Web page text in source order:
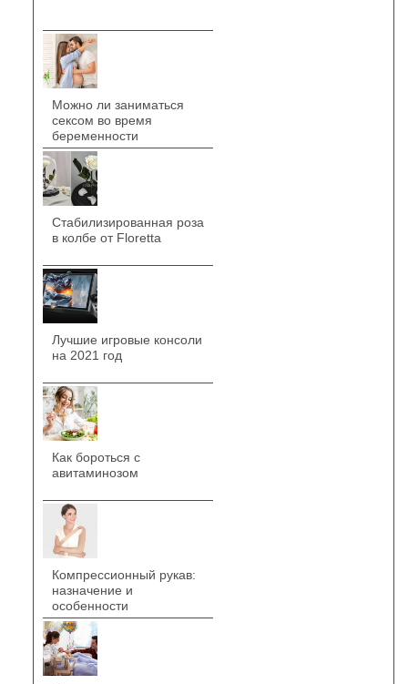
Можно ли заниматься
сексом во время
беременности
Стабилизированная роза
в колбе от Floretta
Лучшие игровые консоли
на 2021 год
Как бороться с
авитаминозом
Компрессионный рукав:
назначение и
особенности